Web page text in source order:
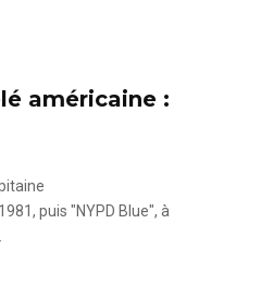
américaine :
puis "NYPD Blue", à